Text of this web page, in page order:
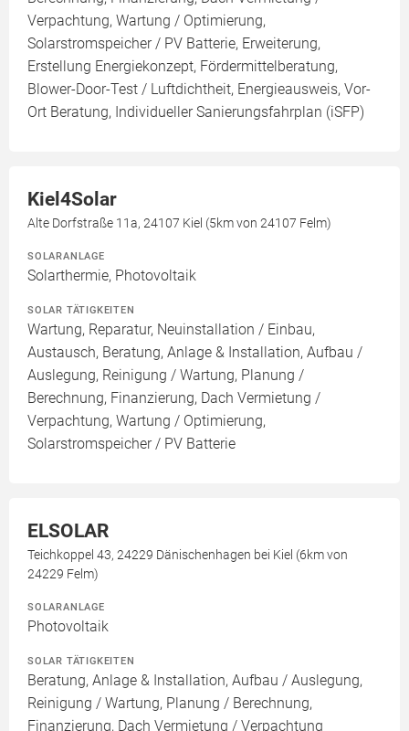
Verpachtung, Wartung / Optimierung,
Solarstromspeicher / PV Batterie, Erweiterung,
Erstellung Energiekonzept, Fördermittelberatung,
Blower-Door-Test / Luftdichtheit, Energieausweis, Vor-
Ort Beratung, Individueller Sanierungsfahrplan (iSFP)
Kiel4Solar
Alte Dorfstraße 11a, 24107 Kiel (5km von 24107 Felm)
SOLARANLAGE
Solarthermie, Photovoltaik
SOLAR TÄTIGKEITEN
Wartung, Reparatur, Neuinstallation / Einbau,
Austausch, Beratung, Anlage & Installation, Aufbau /
Auslegung, Reinigung / Wartung, Planung /
Berechnung, Finanzierung, Dach Vermietung /
Verpachtung, Wartung / Optimierung,
Solarstromspeicher / PV Batterie
ELSOLAR
Teichkoppel 43, 24229 Dänischenhagen bei Kiel (6km von
24229 Felm)
SOLARANLAGE
Photovoltaik
SOLAR TÄTIGKEITEN
Beratung, Anlage & Installation, Aufbau / Auslegung,
Reinigung / Wartung, Planung / Berechnung,
Finanzierung, Dach Vermietung / Verpachtung